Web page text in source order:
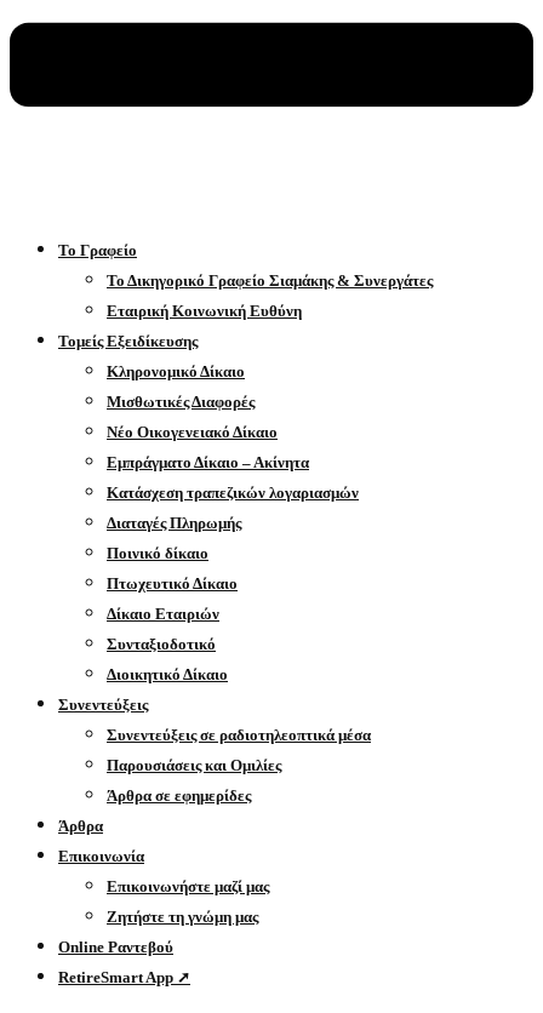
Το Γραφείο
Το Δικηγορικό Γραφείο Σιαμάκης & Συνεργάτες
Εταιρική Κοινωνική Ευθύνη
Τομείς Εξειδίκευσης
Κληρονομικό Δίκαιο
Μισθωτικές Διαφορές
Νέο Οικογενειακό Δίκαιο
Εμπράγματο Δίκαιο – Ακίνητα
Κατάσχεση τραπεζικών λογαριασμών
Διαταγές Πληρωμής
Ποινικό δίκαιο
Πτωχευτικό Δίκαιο
Δίκαιο Εταιριών
Συνταξιοδοτικό
Διοικητικό Δίκαιο
Συνεντεύξεις
Συνεντεύξεις σε ραδιοτηλεοπτικά μέσα
Παρουσιάσεις και Ομιλίες
Άρθρα σε εφημερίδες
Άρθρα
Επικοινωνία
Επικοινωνήστε μαζί μας
Ζητήστε τη γνώμη μας
Online Ραντεβού
RetireSmart App ➚